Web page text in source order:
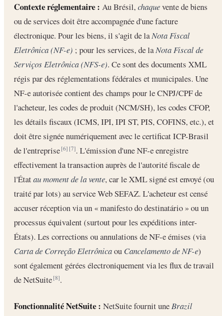
Contexte réglementaire : Au Brésil,chaquevente de biens
ou de services doit être accompagnée d'une facture
électronique. Pour les biens, il s'agit de laNota Fiscal
Eletrônica (NF-e) ; pour les services, de laNota Fiscal de
Serviços Eletrônica (NFS-e). Ce sont des documents XML
régis par des réglementations fédérales et municipales. Une
NF-e autorisée contient des champs pour le CNPJ/CPF de
l'acheteur, les codes de produit (NCM/SH), les codes CFOP,
les détails fiscaux (ICMS, IPI, IPI ST, PIS, COFINS, etc.), et
doit être signée numériquement avec le certificat ICP-Brasil
de l'entreprise[6] [7]. L'émission d'une NF-e enregistre
effectivement la transaction auprès de l'autorité fiscale de
l'Étatau moment de la vente, car le XML signé est envoyé (ou
traité par lots) au service Web SEFAZ. L'acheteur est censé
accuser réception via un « manifesto do destinatário » ou un
processus équivalent (surtout pour les expéditions inter-
États). Les corrections ou annulations de NF-e émises (via
Carta de Correção Eletrônicaou Cancelamento de NF-e)
sont également gérées électroniquement via les flux de travail
de NetSuite[8].
Fonctionnalité NetSuite : NetSuite fournit une Brazil